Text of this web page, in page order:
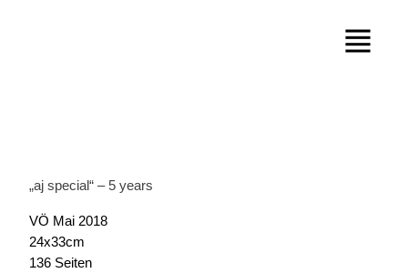
„aj special“ – 5 years
VÖ Mai 2018
24x33cm
136 Seiten